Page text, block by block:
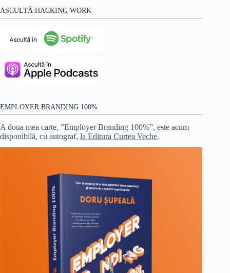
ASCULTĂ HACKING WORK
EMPLOYER BRANDING 100%
A doua mea carte, ”Employer Branding 100%”, este acum
disponibilă, cu autograf, la Editura Curtea Veche.